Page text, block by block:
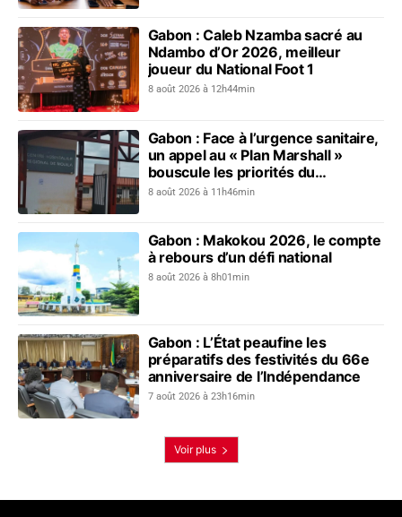
Gabon : Caleb Nzamba sacré au
Ndambo d’Or 2026, meilleur
joueur du National Foot 1
8 août 2026 à 12h44min
Gabon : Face à l’urgence sanitaire,
un appel au « Plan Marshall »
bouscule les priorités du
gouvernement
8 août 2026 à 11h46min
Gabon : Makokou 2026, le compte
à rebours d’un défi national
8 août 2026 à 8h01min
Gabon : L’État peaufine les
préparatifs des festivités du 66e
anniversaire de l’Indépendance
7 août 2026 à 23h16min
Voir plus